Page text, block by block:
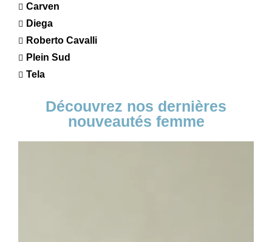
Carven
Diega
Roberto Cavalli
Plein Sud
Tela
Découvrez nos dernières
nouveautés femme